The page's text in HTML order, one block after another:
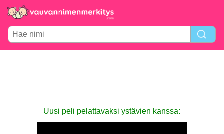
Uusi peli pelattavaksi ystävien kanssa: